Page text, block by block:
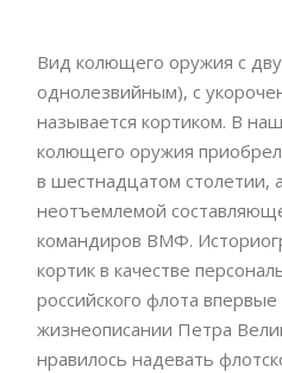
Вид колющего оружия с
однолезвийным), с
называется кортиком. В
колющего оружия
в шестнадцатом столетии,
неотъемлемой
командиров ВМФ.
кортик в качестве
российского флота впервые
жизнеописании Петра
нравилось надевать